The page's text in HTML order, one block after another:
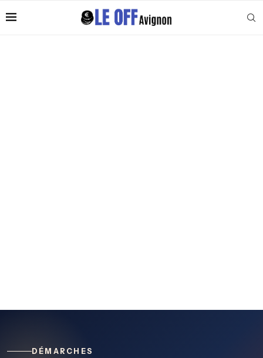
DÉMARCHES